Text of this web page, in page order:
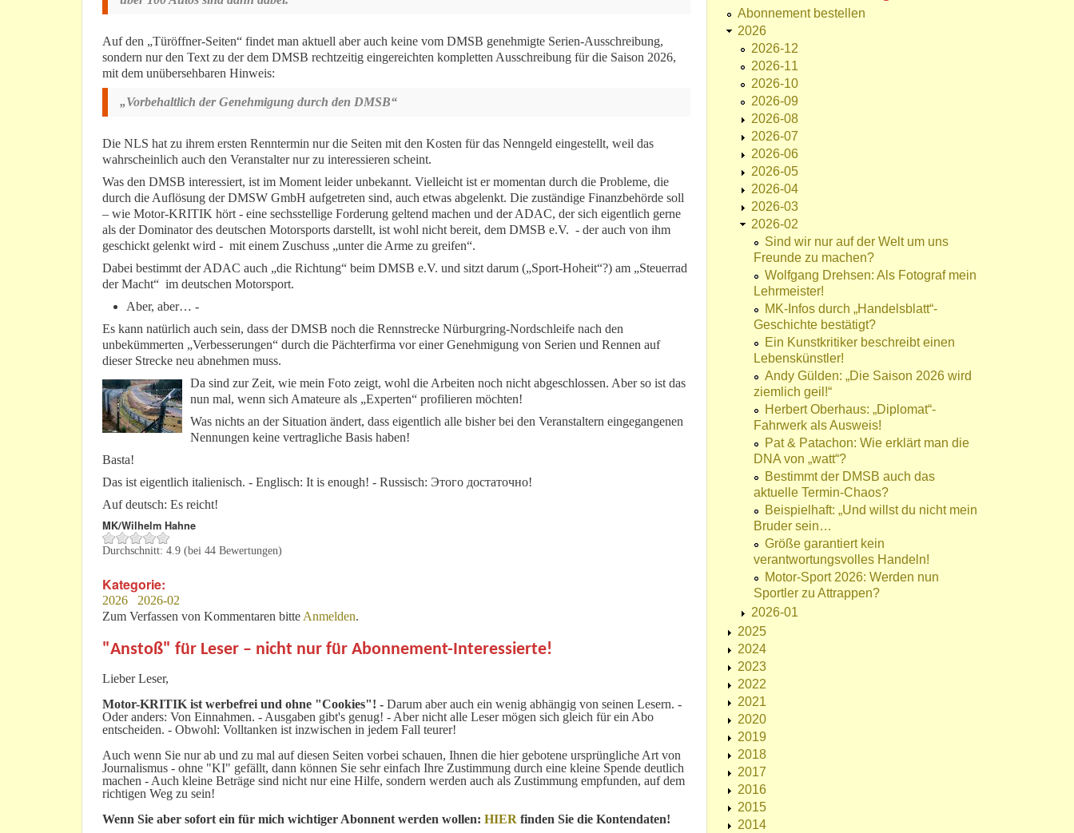
Auf den „Türöffner-Seiten“ findet man aktuell aber auch keine vom DMSB genehmigte Serien-Ausschreibung,
sondern nur den Text zu der dem DMSB rechtzeitig eingereichten kompletten Ausschreibung für die Saison 2026,
mit dem unübersehbaren Hinweis:
„Vorbehaltlich der Genehmigung durch den DMSB“
Die NLS hat zu ihrem ersten Renntermin nur die Seiten mit den Kosten für das Nenngeld eingestellt, weil das
wahrscheinlich auch den Veranstalter nur zu interessieren scheint.
Was den DMSB interessiert, ist im Moment leider unbekannt. Vielleicht ist er momentan durch die Probleme, die
durch die Auflösung der DMSW GmbH aufgetreten sind, auch etwas abgelenkt. Die zuständige Finanzbehörde soll
– wie Motor-KRITIK hört - eine sechsstellige Forderung geltend machen und der ADAC, der sich eigentlich gerne
als der Dominator des deutschen Motorsports darstellt, ist wohl nicht bereit, dem DMSB e.V. - der auch von ihm
geschickt gelenkt wird - mit einem Zuschuss „unter die Arme zu greifen“.
Dabei bestimmt der ADAC auch „die Richtung“ beim DMSB e.V. und sitzt darum („Sport-Hoheit“?) am „Steuerrad
der Macht“ im deutschen Motorsport.
Aber, aber… -
Es kann natürlich auch sein, dass der DMSB noch die Rennstrecke Nürburgring-Nordschleife nach den
unbekümmerten „Verbesserungen“ durch die Pächterfirma vor einer Genehmigung von Serien und Rennen auf
dieser Strecke neu abnehmen muss.
Da sind zur Zeit, wie mein Foto zeigt, wohl die Arbeiten noch nicht abgeschlossen. Aber so ist das
nun mal, wenn sich Amateure als „Experten“ profilieren möchten!
Was nichts an der Situation ändert, dass eigentlich alle bisher bei den Veranstaltern eingegangenen
Nennungen keine vertragliche Basis haben!
Basta!
Das ist eigentlich italienisch. - Englisch: It is enough! - Russisch: Этого достаточно!
Auf deutsch: Es reicht!
MK/Wilhelm Hahne
Durchschnitt: 4.9 (bei 44 Bewertungen)
Kategorie:
2026
2026-02
Zum Verfassen von Kommentaren bitte Anmelden.
"Anstoß" für Leser – nicht nur für Abonnement-Interessierte!
Lieber Leser,
Motor-KRITIK ist werbefrei und ohne "Cookies"! - Darum aber auch ein wenig abhängig von seinen Lesern. -
Oder anders: Von Einnahmen. - Ausgaben gibt's genug! - Aber nicht alle Leser mögen sich gleich für ein Abo
entscheiden. - Obwohl: Volltanken ist inzwischen in jedem Fall teurer!
Auch wenn Sie nur ab und zu mal auf diesen Seiten vorbei schauen, Ihnen die hier gebotene ursprüngliche Art von
Journalismus - ohne "KI" gefällt, dann können Sie sehr einfach Ihre Zustimmung durch eine kleine Spende deutlich
machen - Auch kleine Beträge sind nicht nur eine Hilfe, sondern werden auch als Zustimmung empfunden, auf dem
richtigen Weg zu sein!
Wenn Sie aber sofort ein für mich wichtiger Abonnent werden wollen: HIER finden Sie die Kontendaten!
Abonnement bestellen
2026
2026-12
2026-11
2026-10
2026-09
2026-08
2026-07
2026-06
2026-05
2026-04
2026-03
2026-02
Sind wir nur auf der Welt um uns
Freunde zu machen?
Wolfgang Drehsen: Als Fotograf mein
Lehrmeister!
MK-Infos durch „Handelsblatt“-
Geschichte bestätigt?
Ein Kunstkritiker beschreibt einen
Lebenskünstler!
Andy Gülden: „Die Saison 2026 wird
ziemlich geil!“
Herbert Oberhaus: „Diplomat“-
Fahrwerk als Ausweis!
Pat & Patachon: Wie erklärt man die
DNA von „watt“?
Bestimmt der DMSB auch das
aktuelle Termin-Chaos?
Beispielhaft: „Und willst du nicht mein
Bruder sein…
Größe garantiert kein
verantwortungsvolles Handeln!
Motor-Sport 2026: Werden nun
Sportler zu Attrappen?
2026-01
2025
2024
2023
2022
2021
2020
2019
2018
2017
2016
2015
2014